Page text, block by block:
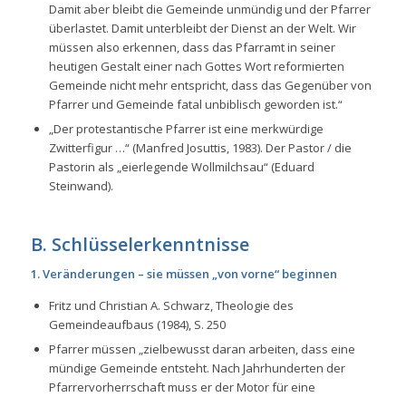
Damit aber bleibt die Gemeinde unmündig und der Pfarrer
überlastet. Damit unterbleibt der Dienst an der Welt. Wir
müssen also erkennen, dass das Pfarramt in seiner
heutigen Gestalt einer nach Gottes Wort reformierten
Gemeinde nicht mehr entspricht, dass das Gegenüber von
Pfarrer und Gemeinde fatal unbiblisch geworden ist.“
„Der protestantische Pfarrer ist eine merkwürdige
Zwitterfigur …“ (Manfred Josuttis, 1983). Der Pastor / die
Pastorin als „eierlegende Wollmilchsau“ (Eduard
Steinwand).
B. Schlüsselerkenntnisse
1. Veränderungen – sie müssen „von vorne“ beginnen
Fritz und Christian A. Schwarz, Theologie des
Gemeindeaufbaus (1984), S. 250
Pfarrer müssen „zielbewusst daran arbeiten, dass eine
mündige Gemeinde entsteht. Nach Jahrhunderten der
Pfarrervorherrschaft muss er der Motor für eine